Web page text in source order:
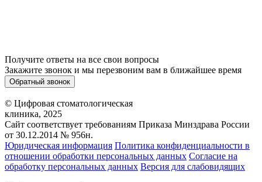
Получите ответы на все свои вопросы
Закажите звонок и мы перезвоним вам в ближайшее время
Обратный звонок
© Цифровая стоматологическая
клиника, 2025
Сайт соответствует требованиям Приказа Минздрава России
от 30.12.2014 № 956н.
Юридическая информация Политика конфиденциальности в
отношении обработки персональных данных Согласие на
обработку персональных данных Версия для слабовидящих